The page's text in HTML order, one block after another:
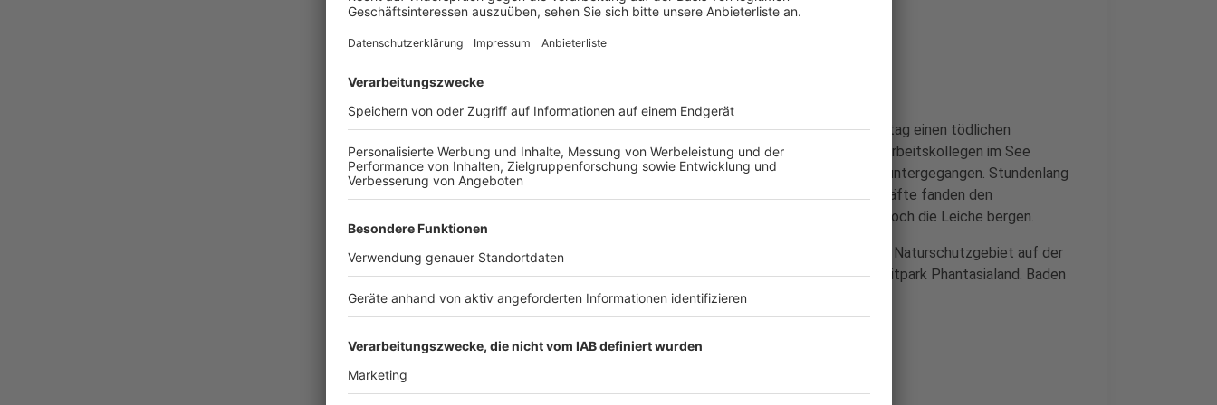
Baden in dem See ist verboten
Im Berggeistweiher zwischen Brühl und Bornheim hat es am Sonntag einen tödlichen
Badeunfall gegeben. Ein 51 Jahre alter Mann war am Mittag mit Arbeitskollegen im See
schwimmen gegangen - und dabei nach Polizeiangaben plötzlich untergegangen. Stundenlang
lief eine Suchaktion mit Tauchern und Sonarbooten. Die Einsatzkräfte fanden den
Verunglückten dann kurz vor 18 Uhr im Wasser, konnten aber nur noch die Leiche bergen.
Der Berggeistweiher ist eine renaturierte Grube und liegt in einem Naturschutzgebiet auf der
Grenze zwischen Bornheim und Brühl, ganz in der Nähe vom Freizeitpark Phantasialand. Baden
ist in dem See verboten.
Weitere Themen von Rhein und Erft